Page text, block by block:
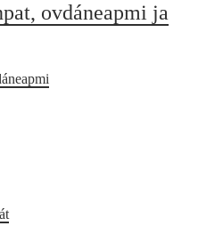
ovdáneapmi ja